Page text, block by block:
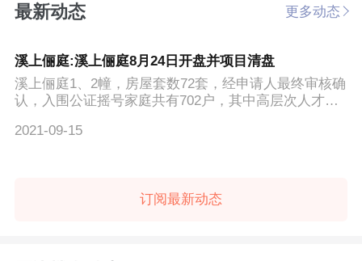
最新动态 更多动态
溪上俪庭:溪上俪庭8月24日开盘并项目清盘
溪上俪庭1、2幢，房屋套数72套，经申请人最终审核确
认，入围公证摇号家庭共有702户，其中高层次人才家
2021-09-15
订阅最新动态